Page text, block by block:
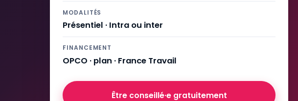
MODALITÉS
Présentiel · Intra ou inter
FINANCEMENT
OPCO · plan · France Travail
Être conseillé·e gratuitement